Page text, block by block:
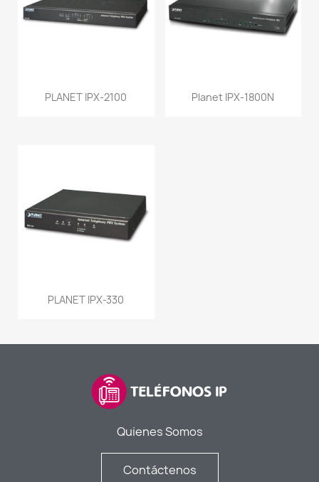
PLANET IPX-2100 Planet IPX-1800N
PLANET IPX-330
Quienes Somos
Contáctenos